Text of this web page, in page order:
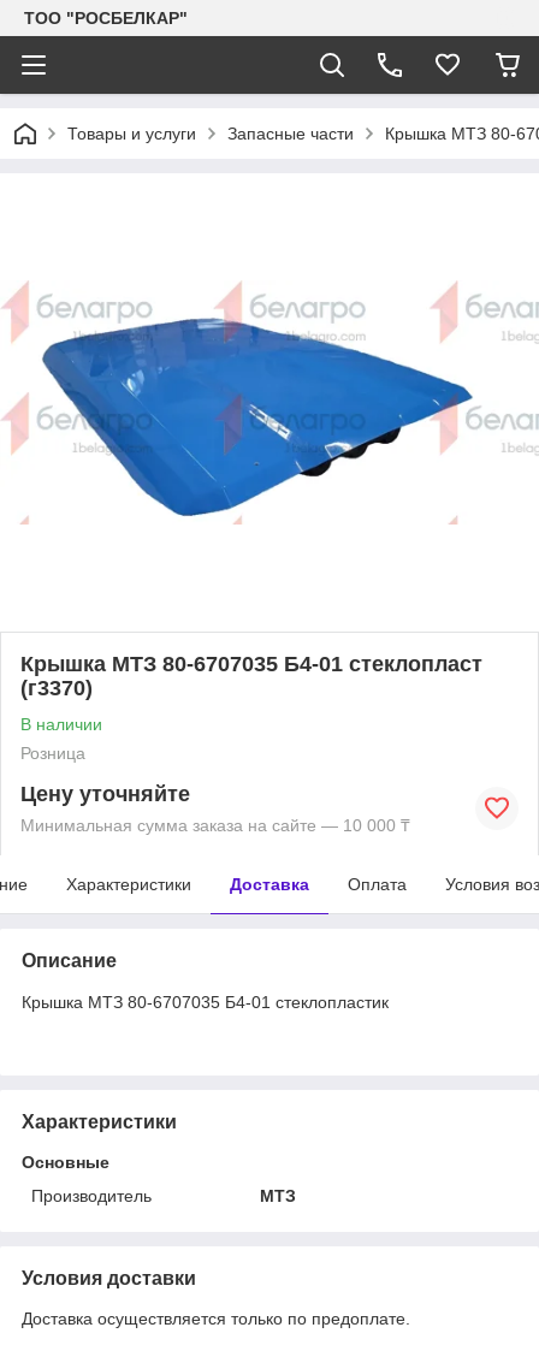
TOO "РОСБЕЛКАР"
Товары и услуги Запасные части Крышка МТЗ 80-
Крышка МТЗ 80-6707035 Б4-01 стеклопласт
(г3370)
В наличии
Розница
Цену уточняйте
Минимальная сумма заказа на сайте — 10 000 ₸
Характеристики Доставка Оплата Условия
Описание
Крышка МТЗ 80-6707035 Б4-01 стеклопластик
Характеристики
Основные
Производитель
МТЗ
Условия доставки
Доставка осуществляется только по предоплате.